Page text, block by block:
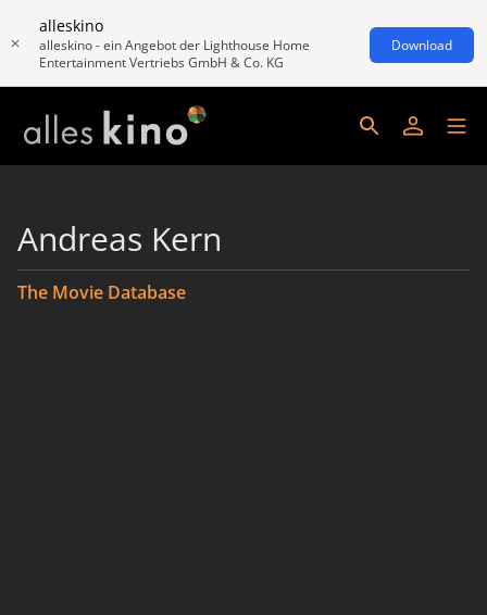
alleskino
alleskino - ein Angebot der Lighthouse Home
Entertainment Vertriebs GmbH & Co. KG
Download
Andreas Kern
The Movie Database